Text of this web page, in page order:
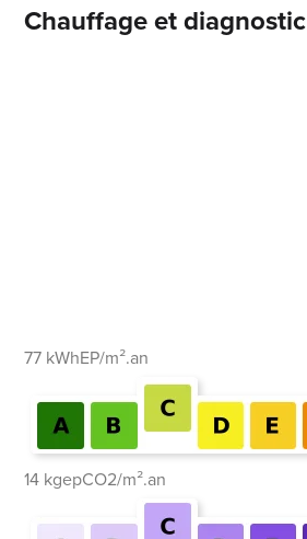
Chauffage et diagnostic
77 kWhEP/m².an
14 kgepCO2/m².an